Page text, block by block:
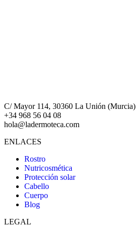
C/ Mayor 114, 30360 La Unión (Murcia)
+34 968 56 04 08
hola@ladermoteca.com
ENLACES
Rostro
Nutricosmética
Protección solar
Cabello
Cuerpo
Blog
LEGAL